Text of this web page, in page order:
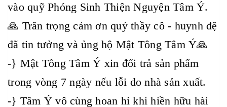
vào quỹ Phóng Sinh Thiện Nguyện Tâm Ý.
🙏 Trân trọng cảm ơn quý thầy cô - huynh đệ
đã tin tưởng và ủng hộ Mật Tông Tâm Ý🙏
-} Mật Tông Tâm Ý xin đổi trả sản phẩm
trong vòng 7 ngày nếu lỗi do nhà sản xuất.
-} Tâm Ý vô cùng hoan hỉ khi hiền hữu hài